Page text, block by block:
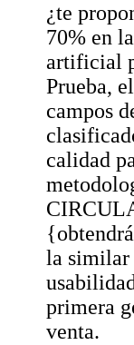
¿te
70% en
artificial
Prueba,
campos
calidad
la similar
primera
venta.